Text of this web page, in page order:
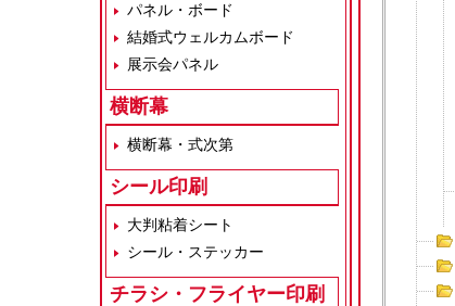
パネル・ボード
結婚式ウェルカムボード
展示会パネル
横断幕
横断幕・式次第
シール印刷
大判粘着シート
シール・ステッカー
チラシ・フライヤー印刷